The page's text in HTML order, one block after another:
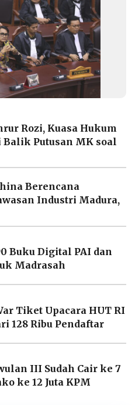
Rozi, Kuasa Hukum
Balik Putusan MK soal
Berencana
Industri Madura,
Buku Digital PAI dan
Madrasah
Tiket Upacara HUT RI
128 Ribu Pendaftar
III Sudah Cair ke 7
ke 12 Juta KPM